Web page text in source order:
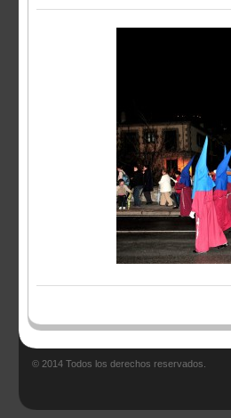
© 2014 Todos los derechos reservados.